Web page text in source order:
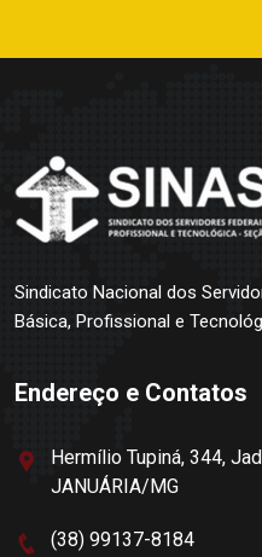
Sindicato Nacional dos
Básica, Profissional e
Endereço e Contatos
Hermílio Tupiná, 344,
JANUÁRIA/MG
(38) 99137-8184